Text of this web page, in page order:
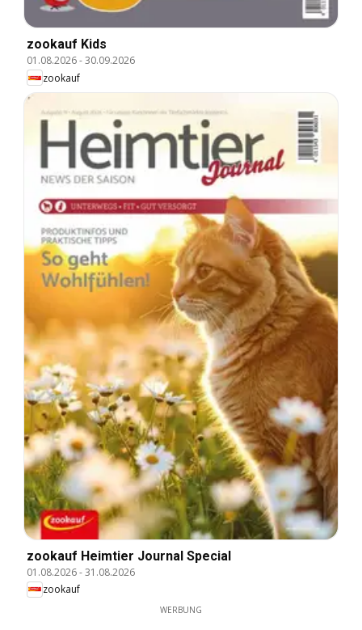
zookauf Kids
01.08.2026-30.09.2026
zookauf
zookauf Heimtier Journal Special
01.08.2026-31.08.2026
zookauf
WERBUNG